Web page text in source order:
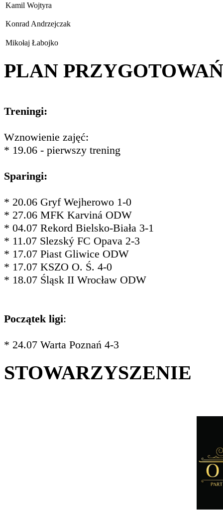
Kamil Wojtyra
Konrad Andrzejczak
Mikołaj Łabojko
PLAN PRZYGOTOWAŃ
Treningi:
Wznowienie zajęć:
* 19.06 - pierwszy trening
Sparingi:
* 20.06 Gryf Wejherowo 1-0
* 27.06 MFK Karviná ODW
* 04.07 Rekord Bielsko-Biała 3-1
* 11.07 Slezský FC Opava 2-3
* 17.07 Piast Gliwice ODW
* 17.07 KSZO O. Ś. 4-0
* 18.07 Śląsk II Wrocław ODW
Początek ligi:
* 24.07 Warta Poznań 4-3
STOWARZYSZENIE